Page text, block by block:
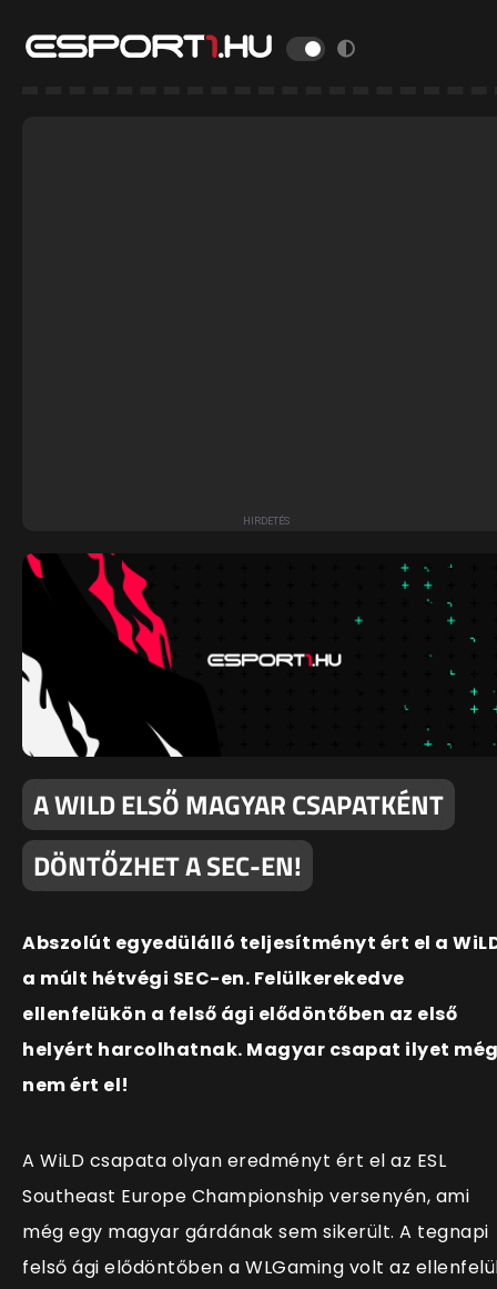
A WILD ELSŐ MAGYAR CSAPATKÉNT
DÖNTŐZHET A SEC-EN!
Abszolút egyedülálló teljesítményt ért el a
a múlt hétvégi SEC-en. Felülkerekedve
ellenfelükön a felső ági elődöntőben az első
helyért harcolhatnak. Magyar csapat ilyet
nem ért el!
A WiLD csapata olyan eredményt ért el az ESL
Southeast Europe Championship versenyén, ami
még egy magyar gárdának sem sikerült. A tegnapi
felső ági elődöntőben a WLGaming volt az